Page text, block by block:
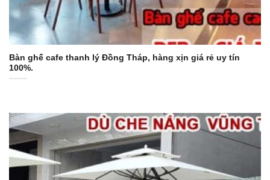
Bàn ghế cafe thanh lý Đồng Tháp, hàng xịn giá rẻ uy tín
100%.